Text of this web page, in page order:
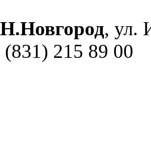
Н.Новгород, ул.
(831) 215 89 00